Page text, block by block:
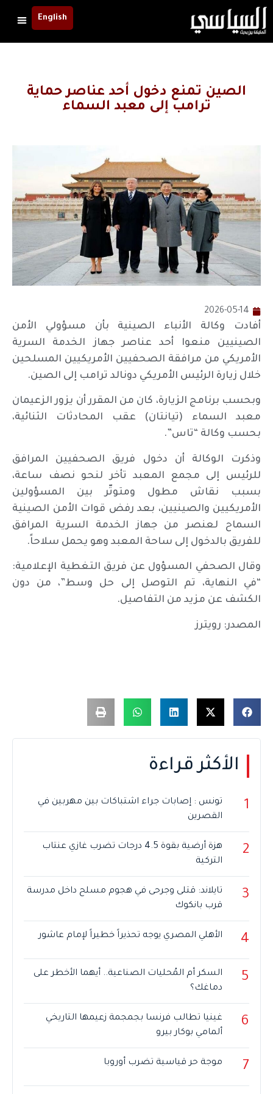
English
الصين تمنع دخول أحد عناصر حماية
ترامب إلى معبد السماء
2026-05-14
أفادت وكالة الأنباء الصينية بأن مسؤولي الأمن
الصينيين منعوا أحد عناصر جهاز الخدمة السرية
الأمريكي من مرافقة الصحفيين الأمريكيين المسلحين
خلال زيارة الرئيس الأمريكي دونالد ترامب إلى الصين.
وبحسب برنامج الزيارة، كان من المقرر أن يزور الزعيمان
معبد السماء (تيانتان) عقب المحادثات الثنائية،
بحسب وكالة “تاس”.
وذكرت الوكالة أن دخول فريق الصحفيين المرافق
للرئيس إلى مجمع المعبد تأخر لنحو نصف ساعة،
بسبب نقاش مطول ومتوتّر بين المسؤولين
الأمريكيين والصينيين، بعد رفض قوات الأمن الصينية
السماح لعنصر من جهاز الخدمة السرية المرافق
للفريق بالدخول إلى ساحة المعبد وهو يحمل سلاحاً.
وقال الصحفي المسؤول عن فريق التغطية الإعلامية:
“في النهاية، تم التوصل إلى حل وسط”، من دون
الكشف عن مزيد من التفاصيل.
المصدر: رويترز
الأكثر قراءة
1
تونس : إصابات جراء اشتباكات بين مهربين في
القصرين
2
هزة أرضية بقوة 4.5 درجات تضرب غازي عنتاب
التركية
3
تايلاند: قتلى وجرحى في هجوم مسلح داخل مدرسة
قرب بانكوك
4 الأهلي المصري يوجه تحذيراً خطيراً لإمام عاشور
5
السكر أم المُحليات الصناعية.. أيهما الأخطر على
دماغك؟
6
غينيا تطالب فرنسا بجمجمة زعيمها التاريخي
ألمامي بوكار بيرو
7 موجة حر قياسية تضرب أوروبا